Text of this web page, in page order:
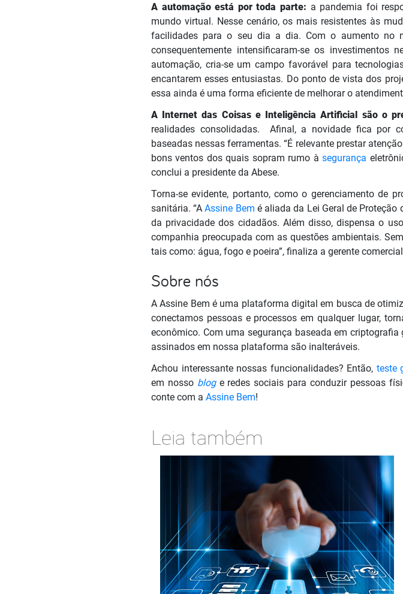
A automação está por toda parte: a pandemia foi
mundo virtual. Nesse cenário, os mais resistentes às
facilidades para o seu dia a dia. Com o aumento no
consequentemente intensificaram-se os investimentos
automação, cria-se um campo favorável para
encantarem esses entusiastas. Do ponto de vista dos
essa ainda é uma forma eficiente de melhorar o
A Internet das Coisas e Inteligência Artificial são o
realidades consolidadas. Afinal, a novidade fica por
baseadas nessas ferramentas. “É relevante prestar
bons ventos dos quais sopram rumo àsegurança
conclui a presidente da Abese.
Torna-se evidente, portanto, como o gerenciamento de
sanitária. “AAssine Bem é aliada da Lei Geral de Proteção
da privacidade dos cidadãos. Além disso, dispensa o
companhia preocupada com as questões ambientais.
tais como: água, fogo e poeira”, finaliza a gerente
Sobre nós
A Assine Bem é uma plataforma digital em busca de
conectamos pessoas e processos em qualquer lugar,
econômico. Com uma segurança baseada em
assinados em nossa plataforma são inalteráveis.
Achou interessante nossas funcionalidades? Então, teste
em nosso bloge redes sociais para conduzir pessoas
conte com a Assine Bem!
Leia também